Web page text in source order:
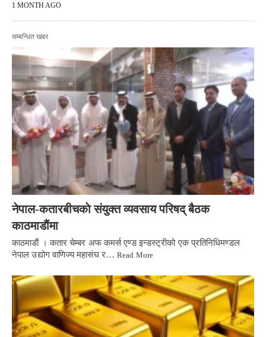
1 MONTH AGO
सम्बन्धित खबर
नेपाल-कतारबीचकाे संयुक्त व्यवसाय परिषद् बैठक
काठमाडाैंमा
काठमाडाैं । कतार चेम्बर अफ कमर्स एण्ड इन्डस्ट्रीको एक प्रतिनिधिमण्डल
नेपाल उद्योग वाणिज्य महासंघ र…Read More